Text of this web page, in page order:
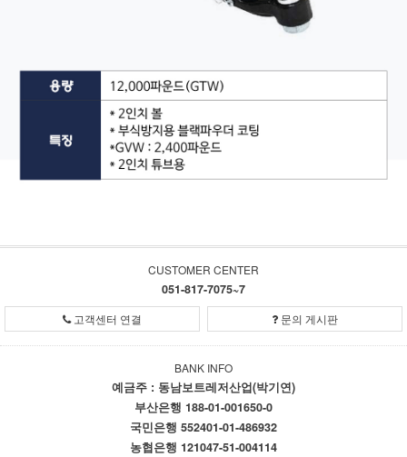
CUSTOMER CENTER
051-817-7075~7
고객센터 연결 문의 게시판
BANK INFO
예금주 : 동남보트레저산업(박기연)
부산은행 188-01-001650-0
국민은행 552401-01-486932
농협은행 121047-51-004114